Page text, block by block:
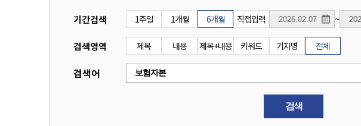
기간검색 1주일 1개월 6개월 직접입력 ~
검색영역 제목 내용 제목+내용 키워드 기자명 전체
검색어
검색